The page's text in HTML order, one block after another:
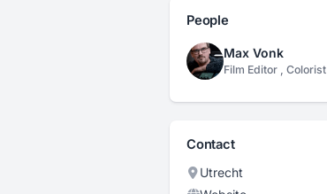
People
Max Vonk
Film Editor , Colorist
Contact
Utrecht